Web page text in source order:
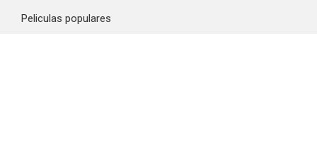
Peliculas populares